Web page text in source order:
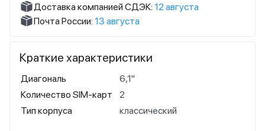
Доставка компанией СДЭК: 12 августа
Почта России: 13 августа
Краткие характеристики
Диагональ
6,1"
Количество SIM-карт
2
Тип корпуса
классический